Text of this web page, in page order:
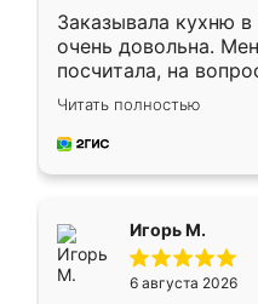
Заказывала кухню в
очень довольна.
посчитала, на
Замерщик приехал в
делу со всей
за день, ребята
Читать полностью
Игорь М.
6 августа 2026